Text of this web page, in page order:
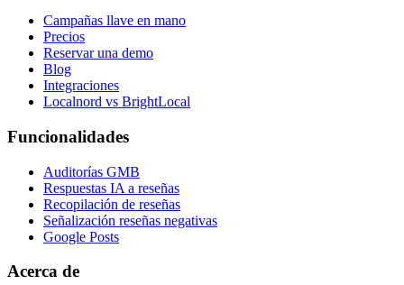
Campañas llave en mano
Precios
Reservar una demo
Blog
Integraciones
Localnord vs BrightLocal
Funcionalidades
Auditorías GMB
Respuestas IA a reseñas
Recopilación de reseñas
Señalización reseñas negativas
Google Posts
Acerca de